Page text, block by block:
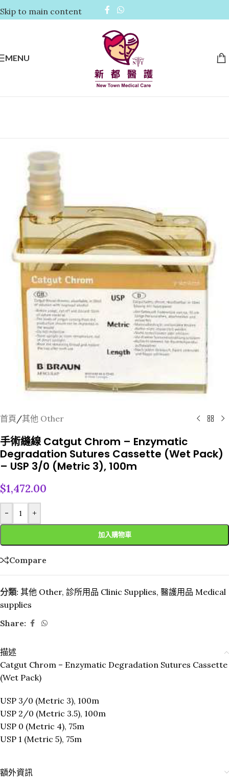
Skip to main content
MENU
首頁 /其他 Other
手術縫線 Catgut Chrom – Enzymatic
Degradation Sutures Cassette (Wet Pack)
– USP 3/0 (Metric 3), 100m
$1,472.00
- +
加入購物車
Compare
分類: 其他 Other, 診所用品 Clinic Supplies, 醫護用品 Medical
supplies
Share:
描述
Catgut Chrom – Enzymatic Degradation Sutures Cassette
(Wet Pack)
USP 3/0 (Metric 3), 100m
USP 2/0 (Metric 3.5), 100m
USP 0 (Metric 4), 75m
USP 1 (Metric 5), 75m
額外資訊